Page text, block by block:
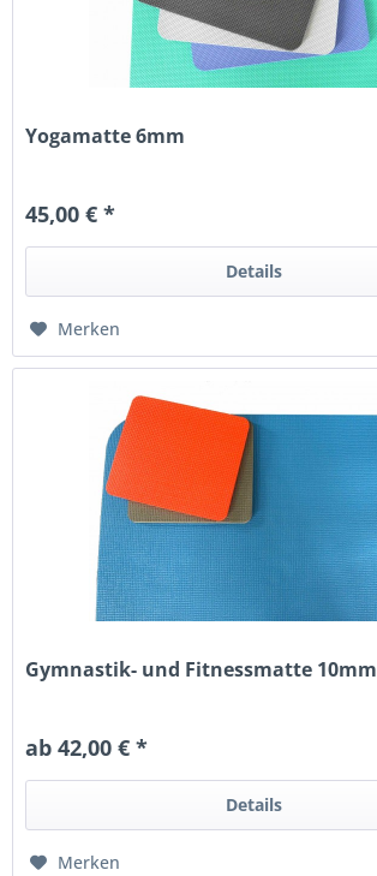
Yogamatte 6mm
45,00 € *
Details
Merken
Gymnastik- und Fitnessmatte 10mm
ab 42,00 € *
Details
Merken